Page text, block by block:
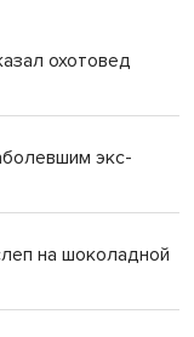
охотовед
экс-
на шоколадной